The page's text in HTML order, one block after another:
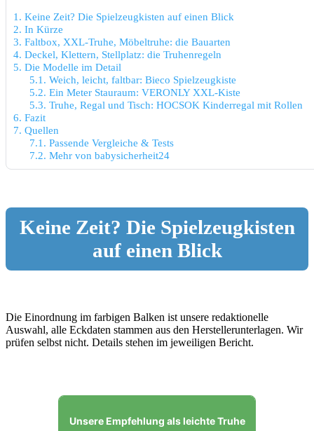
1. Keine Zeit? Die Spielzeugkisten auf einen Blick
2. In Kürze
3. Faltbox, XXL-Truhe, Möbeltruhe: die Bauarten
4. Deckel, Klettern, Stellplatz: die Truhenregeln
5. Die Modelle im Detail
5.1. Weich, leicht, faltbar: Bieco Spielzeugkiste
5.2. Ein Meter Stauraum: VERONLY XXL-Kiste
5.3. Truhe, Regal und Tisch: HOCSOK Kinderregal mit Rollen
6. Fazit
7. Quellen
7.1. Passende Vergleiche & Tests
7.2. Mehr von babysicherheit24
Keine Zeit? Die Spielzeugkisten
auf einen Blick
Die Einordnung im farbigen Balken ist unsere redaktionelle
Auswahl, alle Eckdaten stammen aus den Herstellerunterlagen. Wir
prüfen selbst nicht. Details stehen im jeweiligen Bericht.
Unsere Empfehlung als leichte Truhe